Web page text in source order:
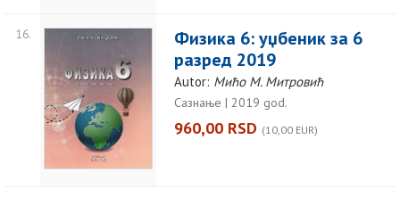
16.
Физика 6: уџбеник за 6
разред 2019
Autor: Мићо М. Митровић
Сазнање | 2019 god.
960,00 RSD (10,00 EUR)